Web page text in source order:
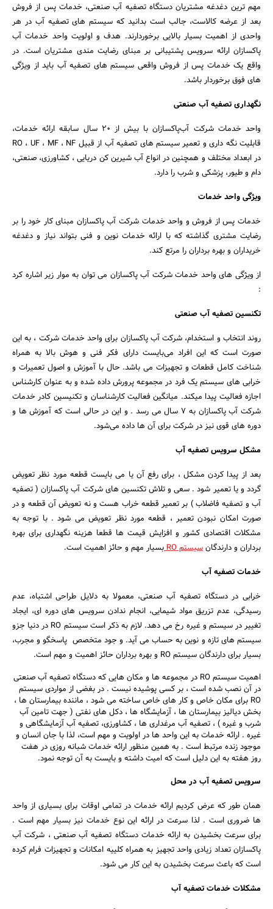
جستجو
مهم ترین دغدغه مشتریان دستگاه تصفیه آب صنعتی، خدمات پس از فروش
بعد از عرضه کالاست، جالب است بدانید که سیستم های تصفیه آب در هر
واحدی از اهمیت بسیار بالایی برخوردارند. هدف و اولویت واحد خدمات آب
پاکسازان ارائه سرویس پشتیبانی بر مبنای رضایت مندی مشتریان است. در
واقع یک خدمات پس از فروش واقعی سیستم های تصفیه آب باید از ویژگی
های فوق برخوردار باشد.
نگهداری تصفیه آب صنعتی
واحد خدمات شرکت آب‌پاکسازان با بیش از 20 سال سابقه ارائه خدمات،
قابلیت نگه داری و تعمیر سیستم های تصفیه آب از قبیل RO ، UF ، MF ، NF
در ابعداد مختلف و همچنین در انواع آب شیرین کن دریایی ، کشاورزی، صنعتی،
دام و طیور، پزشکی و شرب را دارد.
ویژگی واحد خدمات
خدمات پس از فروش و واحد خدمات شرکت آب پاکسازان مبنای کار خود را بر
رضایت مشتری گذاشته که با ارائه خدمات نوین و فنی بتواند نیاز و دغدغه
خریداران و بهره برداران را مرتع کند.
از ویژگی های واحد خدمات شرکت آب پاکسازان می توان به موار زیر اشاره کرد
:
تکنسین تصفیه آب صنعتی
روند انتخاب و استخدام، شرکت آب پاکسازان برای واحد خدمات شرکت ، به این
صورت است که این افراد می‌بایست دارای فکر فنی و هوش بالا به همراه
شناخت کامل قطعات و تجهیزات می باشد. حال با آموزش و اصول تعمیرات و
خرابی های سیستم یک فرد در مجموعه پرورش داده شده و به عنوان کارشناس
اجازه فعالیت پیدا میکند. میانگین فعالیت کارشناسان و تکنیسین کادر خدمات
شرکت آب پاکسازان به 7 سال می رسد . و این در حالی است که آموزش ها و
دوره های قوی نیز در شرکت برای آن ها داده می‌شود.
مشکل سرویس تصفیه آب
بعد از پیدا کردن مشکل ، برای رفع آن یا می بایست قطعه مورد نظر تعویض
گردد و یا تعمیر شود . سعی و تلاش تکنسین های شرکت آب پاکسازان ( تصفیه
آب و تصفیه فاضلاب ) بر تعمیر قطعه خراب هست و نه تعویض آن قطعه و در
صورت امکان نبودن تعمیر ، قطعه مورد نظر تعویض می شود . با توجه به
مشکلات اقتصادی کشور و افزایش قیمت ها قطعا هزینه نگهداری برای بهره
برداران و دارندگانسیستم RO
بسیار مهم و حائز اهمیت است.
خدمات تصفیه آب
خرابی در دستگاه تصفیه آب صنعتی، معمولا به دلایل طراحی اشتباه، عدم
رسیدگی، عدم تزریق مواد شیمایی، انجام ندادن سرویس های دوره ای، ایجاد
تغییر در سیستم و غیره رخ می دهد. لازم به ذکر است سیستم RO در دنیا جزو
سیستم های تازه و نوین به حساب می آید. و جود متخصص پاسخگو و مجرب،
بسیار برای دارندگان سیستم RO و بهره برداران حائز اهمیت و مهم است.
اهمیت سیستم RO در مجموعه ها و مکان هایی که دستگاه تصفیه آب صنعتی
در آن نصب شده است ، بر کسی پوشیده نیست . در بغضی از مواردی سیستم
RO برای مکان خاص و کار های خاص ساخته می شود ، ماننده بیمارستان ها ،
بخش دیالیز بیمارستان ها ، آزمایشگاه ها ، دکل های نفتی ( جهت تامین آب
شرب و غیره ) ، تصفیه آب مرغداری ها ، کشاورزی، تصفیه آب آزمایشگاهی و
غیره . ارائه خدمات به این واحد ها در اولویت و مهم است، لذا با جان انسان و
موجود زنده مرتبط است . به همین منظور ارائه خدمات شبانه روزی در هفت
روز هفته به این دلیل است که امیت داشته و بایست به آن توجه نمود.
سرویس تصفیه آب در محل
همان طور که عرض کردیم ارائه خدمات در تمامی اوقات برای بسیاری از واحد
ها ضروری است . لذا سرعت در ارائه این نوع خدمات نیز بسیار مهم است .
برای سرعت بخشیدن به ارائه خدمات دستگاه تصفیه آب صنعتی ، شرکت آب
پاکسازان تعداد زیادی واحد تجهیز به همراه کلییه امکانات و تجهیزات فرام کرده
است که باعث سرعت بخشیدن به این کار می شود.
مشکلات خدمات تصفیه آب